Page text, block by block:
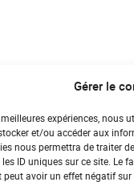
Gérer le
expériences, nous
et/ou accéder aux
nous permettra de traiter
ID uniques sur ce site. Le
peut avoir un effet négatif